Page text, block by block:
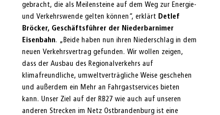
gebracht, die als Meilensteine auf dem Weg zur Energie-
und Verkehrswende gelten können“, erklärt Detlef
Bröcker, Geschäftsführer der Niederbarnimer
Eisenbahn. „Beide haben nun ihren Niederschlag in dem
neuen Verkehrsvertrag gefunden. Wir wollen zeigen,
dass der Ausbau des Regionalverkehrs auf
klimafreundliche, umweltverträgliche Weise geschehen
und außerdem ein Mehr an Fahrgastservices bieten
kann. Unser Ziel auf der RB27 wie auch auf unseren
anderen Strecken im Netz Ostbrandenburg ist eine